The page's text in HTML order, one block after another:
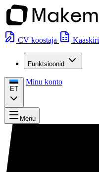
CV koostaja Kaaskiri
Funktsioonid
ET
Minu konto
Menu